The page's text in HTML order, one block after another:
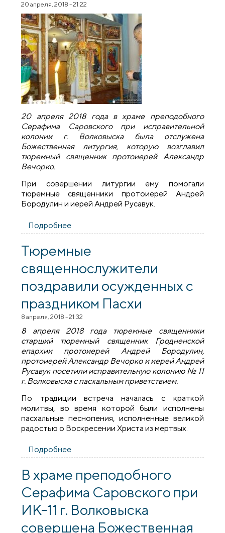
20 апреля, 2018 - 21:22
20 апреля 2018 года в храме преподобного
Серафима Саровского при исправительной
колонии г. Волковыска была отслужена
Божественная литургия, которую возглавил
тюремный священник протоиерей Александр
Вечорко.
При совершении литургии ему помогали
тюремные священники протоиерей Андрей
Бородулин и иерей Андрей Русавук.
Подробнее
Саровского при исправительной
совершена Божественная литургия
Тюремные
священнослужители
поздравили осужденных с
праздником Пасхи
8 апреля, 2018 - 21:32
8 апреля 2018 года тюремные священники
старший тюремный священник Гродненской
епархии протоиерей Андрей Бородулин,
протоиерей Александр Вечорко и иерей Андрей
Русавук посетили исправительную колонию № 11
г. Волковыска с пасхальным приветствием.
По традиции встреча началась с краткой
молитвы, во время которой были исполнены
пасхальные песнопения, исполненные великой
радостью о Воскресении Христа из мертвых.
Подробнее
поздравили осужденных с праздником
В храме преподобного
Серафима Саровского при
ИК-11 г. Волковыска
совершена Божественная